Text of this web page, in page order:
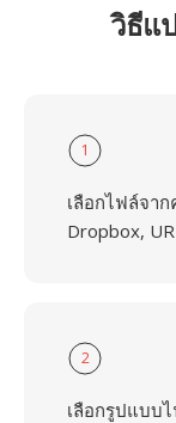
วิธีแ
1
เลือกไฟล์จา
Dropbox,
2
เลือกรูปแบบ